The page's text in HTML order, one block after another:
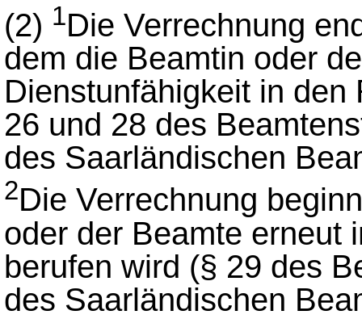
(2) 1Die Verrechnung
dem die Beamtin oder
Dienstunfähigkeit in
26 und 28 des
des Saarländischen
2Die Verrechnung
oder der Beamte erneut
berufen wird (§ 29 des
des Saarländischen